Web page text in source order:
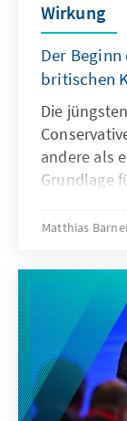
Wirkung
Der
britischen
Die
andere als
Grundlage
großen
Umfragen
Party mit
britischen
Matthias